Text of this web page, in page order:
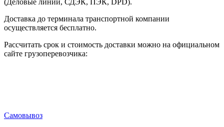
Доставка до терминала транспортной компании
осуществляется бесплатно.
Рассчитать срок и стоимость доставки можно на официальном
сайте грузоперевозчика:
Самовывоз